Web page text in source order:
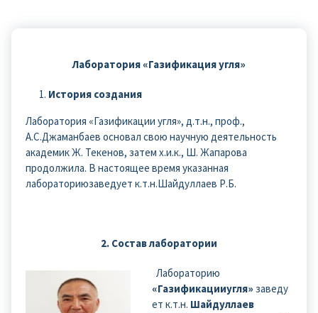
Лаборатория «Газификация угля»
История создания
Лаборатория «Газификации угля», д.т.н., проф.,
А.С.Джаманбаев основал свою научную деятельность
академик Ж. Текенов, затем х.и.к., Ш. Жапарова
продолжила. В настоящее время указанная
лабораториюзаведует к.т.н.Шайдуллаев Р.Б.
2. Состав лаборатории
Лабораторию
«Газификацииугля» заведу
ет к.т.н. Шайдуллаев